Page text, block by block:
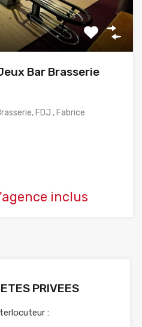
Bar Brasserie
FDJ , Fabrice
inclus
PRIVEES
: